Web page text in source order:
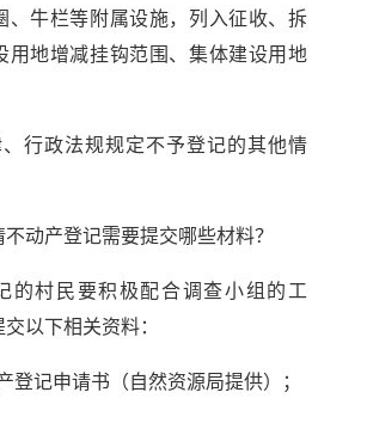
、牛栏等附属设施，列入征收、拆
用地增减挂钩范围、集体建设用地
行政法规规定不予登记的其他情
动产登记需要提交哪些材料？
的村民要积极配合调查小组的工
以下相关资料：
登记申请书（自然资源局提供）；